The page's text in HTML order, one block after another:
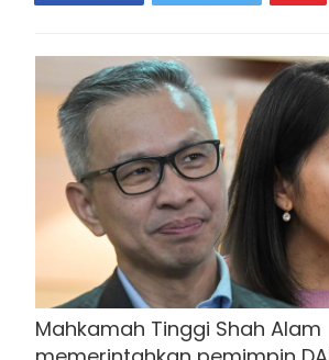
Mahkamah Tinggi Shah Alam